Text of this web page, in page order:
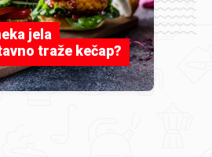
jela
traže kečap?